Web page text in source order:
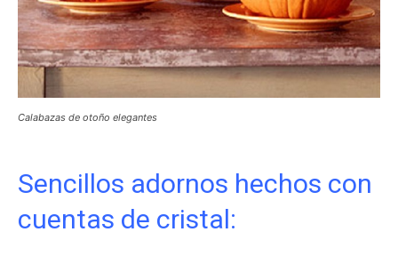
Calabazas de otoño elegantes
Sencillos adornos hechos con
cuentas de cristal: